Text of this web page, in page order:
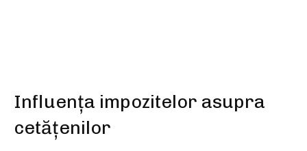
Influența impozitelor asupra
cetățenilor